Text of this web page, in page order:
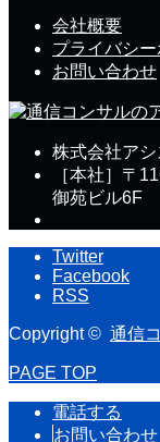
会社概要
プライバシ
お問い合わせ
株式会社ア
［本社］〒
御苑ビル6F
Twitter
Facebook
RSS
Copyright © 通信
PAGE TOP
電話する
お問い合わせ